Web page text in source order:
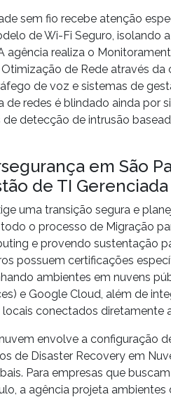
sem fio recebe atenção
deWi-Fi Seguro, isolando
agência realiza o
Otimização de Rede através da
de voz e sistemas de
de redes é blindado ainda por
detecção de intrusão
em São
de TI Gerenciada
uma transição segura e
o processo de Migração
e provendo sustentação
possuem certificações
ambientes em nuvens
e Google Cloud, além de
conectados diretamente
envolve a configuração
de Disaster Recovery em
Para empresas que
a agência projeta ambientes